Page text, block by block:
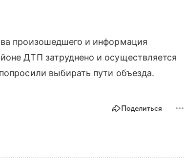
произошедшего и информация
ДТП затруднено и осуществляется
выбирать пути объезда.
Поделиться